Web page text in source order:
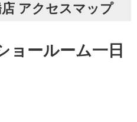
アクセスマップ
ョールーム一日